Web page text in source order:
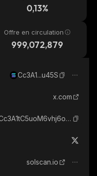
0,13%
Offre en circulation
999,072,879
Cc3A1...u45S
x.com
Cc3A1tC5uoM6vhj6oGiY5hywHMsairxij1siKL6fu45S_solana
solscan.io